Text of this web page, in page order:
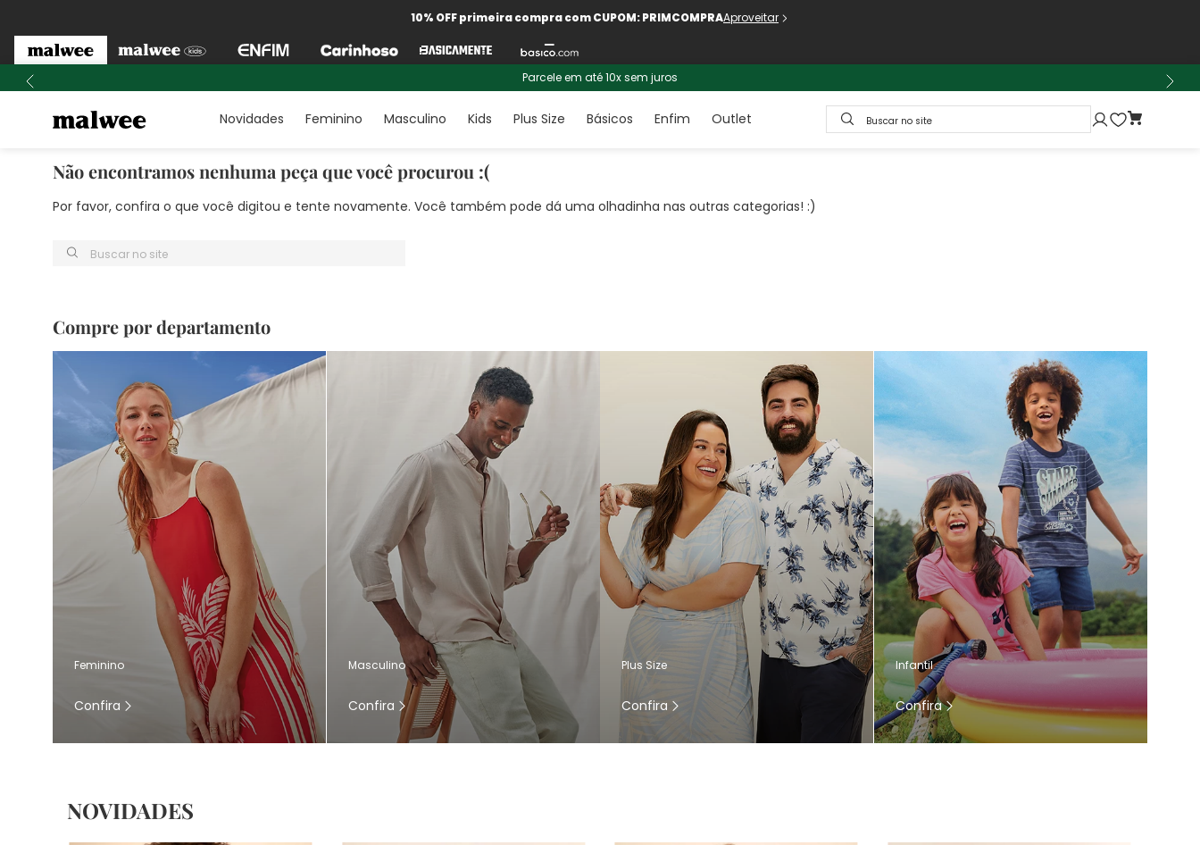
10% OFF primeira compra com CUPOM: PRIMCOMPRAAproveitar
Parcele em até 10x sem juros
Novidades Feminino Masculino Kids Plus Size Básicos Enfim Outlet Buscar no site
Não encontramos nenhuma peça que você procurou :(
Por favor, confira o que você digitou e tente novamente. Você também pode dá uma olhadinha nas outras categorias! :)
Buscar no site
Compre por departamento
Feminino
Confira
Masculino
Confira
Plus Size
Confira
Infantil
Confira
NOVIDADES